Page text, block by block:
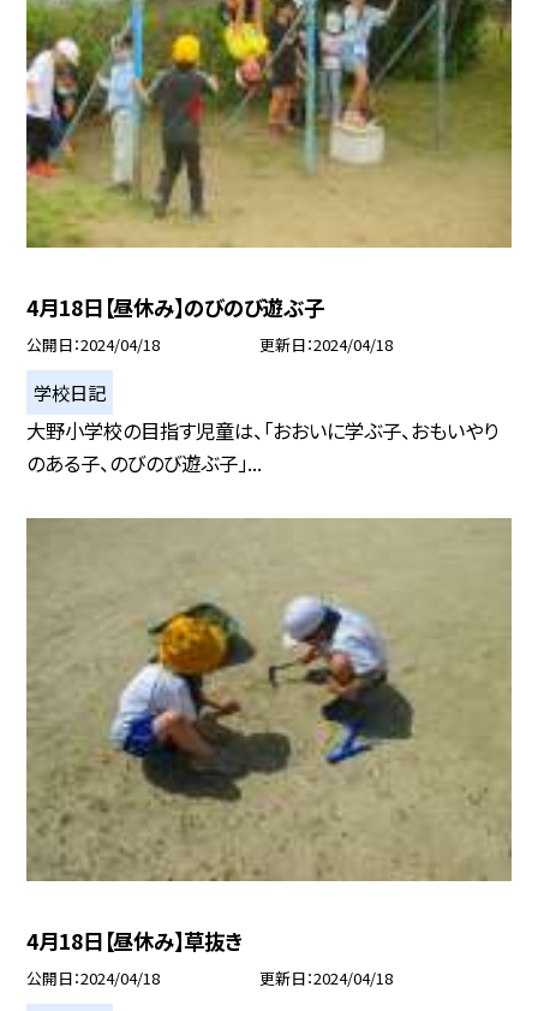
4月18日【昼休み】のびのび遊ぶ子
公開日 2024/04/18 更新日 2024/04/18
学校日記
大野小学校の目指す児童は、「おおいに学ぶ子、おもいやり
のある子、のびのび遊ぶ子」...
4月18日【昼休み】草抜き
公開日 2024/04/18 更新日 2024/04/18